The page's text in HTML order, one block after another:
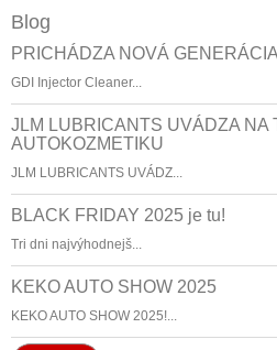
Blog
PRICHÁDZA NOVÁ
GDI Injector Cleaner...
JLM LUBRICANTS UVÁDZA NA
AUTOKOZMETIKU
JLM LUBRICANTS UVÁDZ...
BLACK FRIDAY 2025 je tu!
Tri dni najvýhodnejš...
KEKO AUTO SHOW 2025
KEKO AUTO SHOW 2025!...